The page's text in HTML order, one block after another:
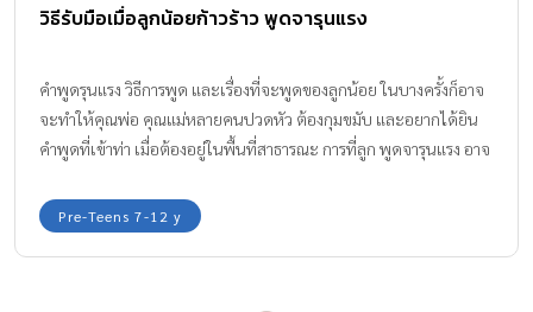
วิธีรับมือเมื่อลูกน้อยก้าวร้าว พูดจารุนแรง
คำพูดรุนแรง วิธีการพูด และเรื่องที่จะพูดของลูกน้อย ในบางครั้งก็อาจ
จะทำให้คุณพ่อ คุณแม่หลายคนปวดหัว ต้องกุมขมับ และอยากได้ยิน
คำพูดที่เข้าท่า เมื่อต้องอยู่ในพื้นที่สาธารณะ การที่ลูก พูดจารุนแรง อาจ
อย่างไรPre-Teens 7-12 y